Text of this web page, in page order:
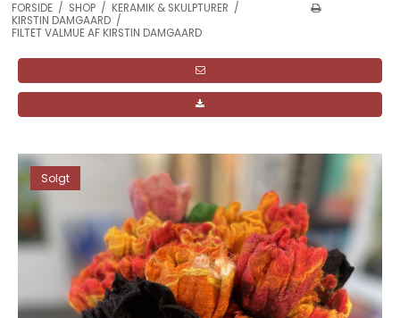
FORSIDE / SHOP / KERAMIK & SKULPTURER /
KIRSTIN DAMGAARD /
FILTET VALMUE AF KIRSTIN DAMGAARD
Solgt